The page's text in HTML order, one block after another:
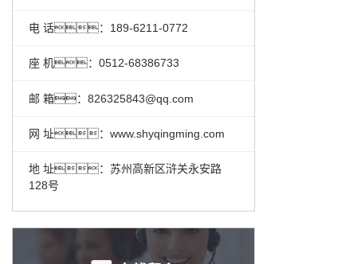
电 话：189-6211-0772
座 机：0512-68386733
邮 箱：826325843@qq.com
网 址：www.shyqingming.com
地 址：苏州高新区浒关永安路
128号